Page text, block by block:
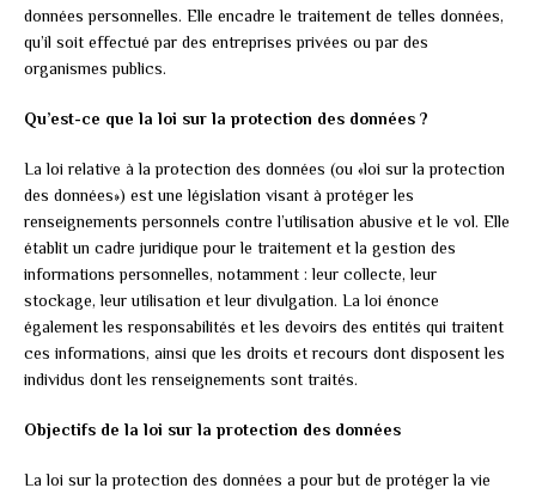
données personnelles. Elle encadre le traitement de telles données,
qu’il soit effectué par des entreprises privées ou par des
organismes publics.
Qu’est-ce que la loi sur la protection des données ?
La loi relative à la protection des données (ou «loi sur la protection
des données») est une législation visant à protéger les
renseignements personnels contre l’utilisation abusive et le vol. Elle
établit un cadre juridique pour le traitement et la gestion des
informations personnelles, notamment : leur collecte, leur
stockage, leur utilisation et leur divulgation. La loi énonce
également les responsabilités et les devoirs des entités qui traitent
ces informations, ainsi que les droits et recours dont disposent les
individus dont les renseignements sont traités.
Objectifs de la loi sur la protection des données
La loi sur la protection des données a pour but de protéger la vie